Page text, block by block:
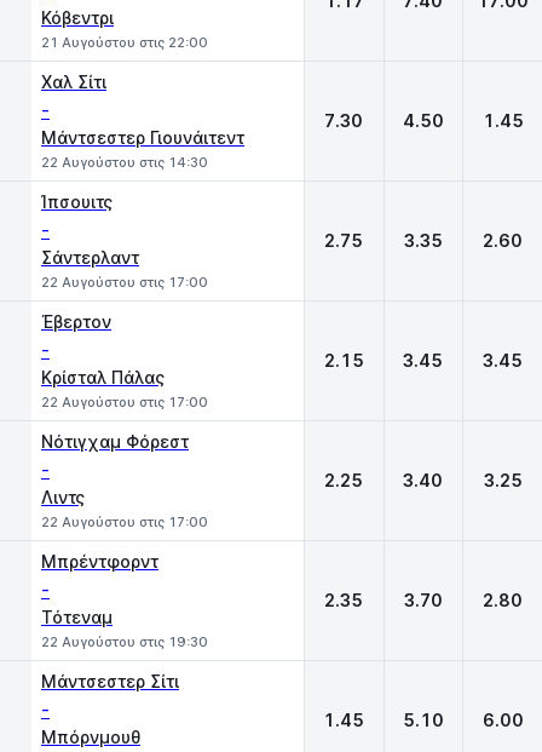
Κόβεντρι
21 Αυγούστου στις 22:00
Χαλ Σίτι
-
Μάντσεστερ Γιουνάιτεντ
22 Αυγούστου στις 14:30
7.30 4.50 1.45
Ίπσουιτς
-
Σάντερλαντ
22 Αυγούστου στις 17:00
2.75 3.35 2.60
Έβερτον
-
Κρίσταλ Πάλας
22 Αυγούστου στις 17:00
2.15 3.45 3.45
Νότιγχαμ Φόρεστ
-
Λιντς
22 Αυγούστου στις 17:00
2.25 3.40 3.25
Μπρέντφορντ
-
Τότεναμ
22 Αυγούστου στις 19:30
2.35 3.70 2.80
Μάντσεστερ Σίτι
-
Μπόρνμουθ
1.45 5.10 6.00